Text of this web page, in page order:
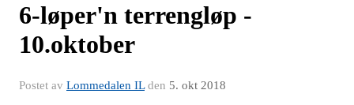
6-løper'n terrengløp -
10.oktober
Postet av Lommedalen ILden 5. okt 2018